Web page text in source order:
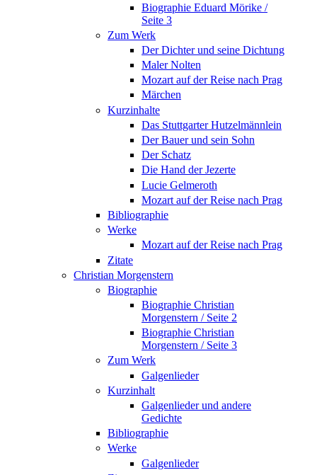
Biographie Eduard Mörike /
Seite 3
Zum Werk
Der Dichter und seine Dichtung
Maler Nolten
Mozart auf der Reise nach Prag
Märchen
Kurzinhalte
Das Stuttgarter Hutzelmännlein
Der Bauer und sein Sohn
Der Schatz
Die Hand der Jezerte
Lucie Gelmeroth
Mozart auf der Reise nach Prag
Bibliographie
Werke
Mozart auf der Reise nach Prag
Zitate
Christian Morgenstern
Biographie
Biographie Christian
Morgenstern / Seite 2
Biographie Christian
Morgenstern / Seite 3
Zum Werk
Galgenlieder
Kurzinhalt
Galgenlieder und andere
Gedichte
Bibliographie
Werke
Galgenlieder